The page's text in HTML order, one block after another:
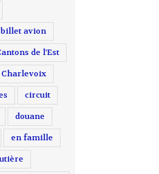
billet avion
de l'Est
Charlevoix
circuit
douane
en famille